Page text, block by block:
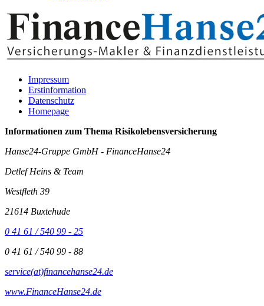
Impressum
Erstinformation
Datenschutz
Homepage
Informationen zum Thema Risikolebensversicherung
Hanse24-Gruppe GmbH - FinanceHanse24
Detlef Heins & Team
Westfleth 39
21614 Buxtehude
0 41 61 / 540 99 - 25
0 41 61 / 540 99 - 88
service(at)financehanse24.de
www.FinanceHanse24.de